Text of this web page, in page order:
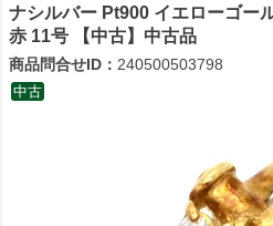
ナシルバー Pt900 イエローゴー
赤 11号 【中古】中古品
商品問合せID： 240500503798
中古